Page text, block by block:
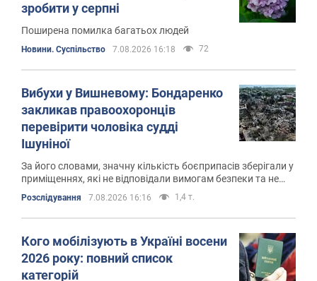
зробити у серпні
Поширена помилка багатьох людей
Новини. Суспільство 7.08.2026 16:18 72
Вибухи у Вишневому: Бондаренко
закликав правоохоронців
перевірити чоловіка судді
Ішуніної
За його словами, значну кількість боєприпасів зберігали у
приміщеннях, які не відповідали вимогам безпеки та не
були призначені для цього
Розслідування 7.08.2026 16:16 1,4 т.
Кого мобілізують в Україні восени
2026 року: повний список
категорій